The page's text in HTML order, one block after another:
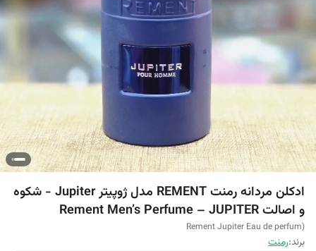
ادکلن مردانه رمنت REMENT مدل ژوپیتر Jupiter - شکوه
و اصالت Rement Men’s Perfume – JUPITER
(Rement Jupiter Eau de perfum
برند:رمنت